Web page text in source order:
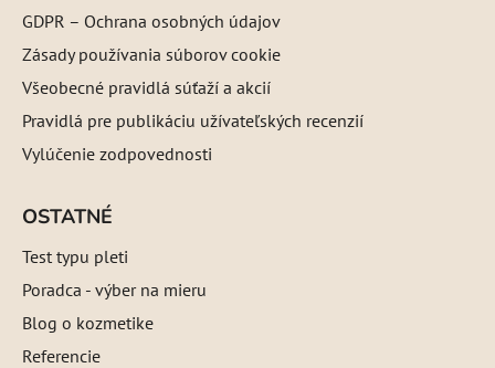
GDPR – Ochrana osobných údajov
Zásady používania súborov cookie
Všeobecné pravidlá súťaží a akcií
Pravidlá pre publikáciu užívateľských recenzií
Vylúčenie zodpovednosti
OSTATNÉ
Test typu pleti
Poradca - výber na mieru
Blog o kozmetike
Referencie